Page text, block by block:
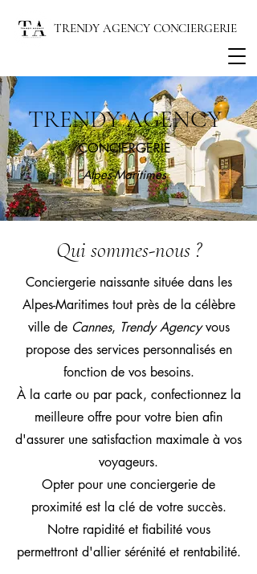
TRENDY AGENCY CONCIERGERIE
TRENDY AGENCY
CONCIERGERIE
Alpes-Maritimes
Qui sommes-nous ?
Conciergerie naissante située dans les
Alpes-Maritimes tout près de la célèbre
ville de Cannes, Trendy Agencyvous
propose des services personnalisés en
fonction de vos besoins.
À la carte ou par pack, confectionnez la
meilleure offre pour votre bien afin
d'assurer une satisfaction maximale à vos
voyageurs.
Opter pour une conciergerie de
proximité est la clé de votre succès.
Notre rapidité et fiabilité vous
permettront d'allier sérénité et rentabilité.